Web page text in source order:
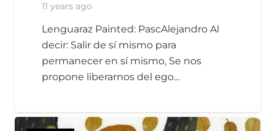
11 years ago
Lenguaraz Painted: PascAlejandro Al
decir: Salir de sí mismo para
permanecer en sí mismo, Se nos
propone liberarnos del ego…